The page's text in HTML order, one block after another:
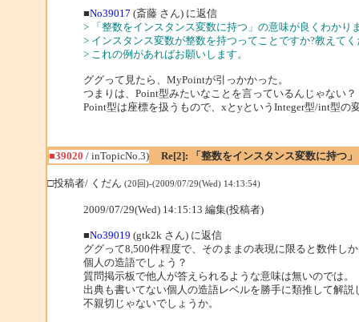
■No39017 (斎藤 さん) に返信
> 「整数をインスタンス変数に持つ」の意味が良くわかり
> インスタンス変数が整数を持つってことですか?教えて
> これの例があればお願いします。
ググって見たら、MyPointが引っかかった。
つまりは、Point型みたいなことを言っているんじゃない？
Point型は座標を扱うもので、xとyというInteger型/int型
■39020 / inTopicNo.3) Re[2]: 「整数をインスタンス変数に持つ」
□投稿者/ くだん (20回)-(2009/07/29(Wed) 14:13:54)
2009/07/29(Wed) 14:15:13 編集(投稿者)
■No39019 (gtk2k さん) に返信
ググって8,500件程度で、そのままの表現に限ると数件し
個人の造語でしょう？
質問掲示板で他人が答えられるような意味は無いのでは。
出典も書いてない個人の造語レベルを勝手に類推して解説
不親切じゃないでしょうか。